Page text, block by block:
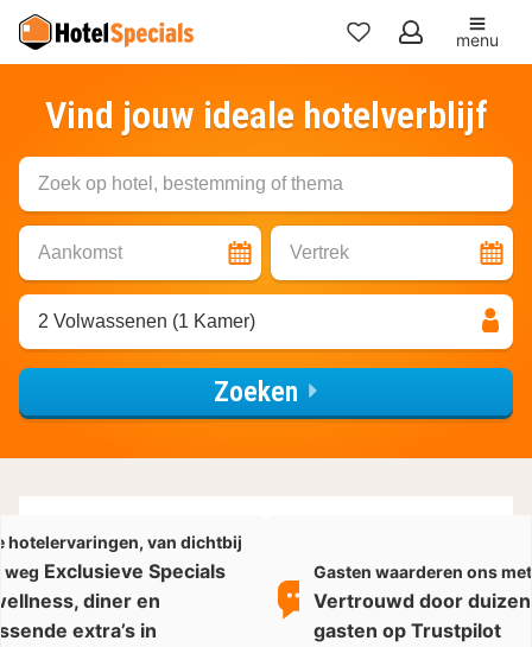
Mijn
menu
Vind jouw ideale hotelverblijf
Zoek op hotel, bestemming of thema
Aankomst Vertrek
2 Volwassenen (1 Kamer)
Zoeken
hotelervaringen, van dichtbij
weg Exclusieve Specials
diner en
extra’s in
Gasten waarderen ons
Vertrouwd door
gasten op Trustpilot